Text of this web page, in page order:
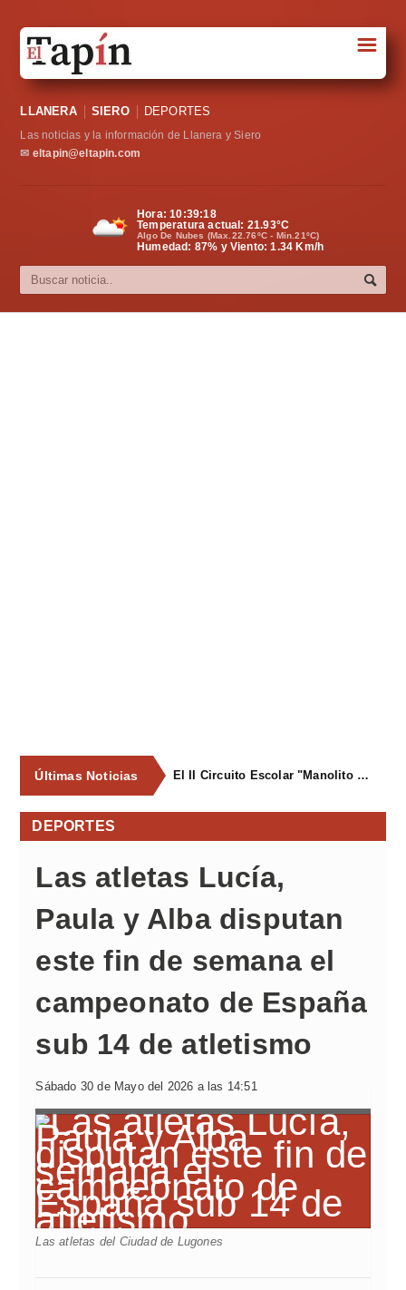
Sociedad
Política
Cultura
☰
LLANERA SIERO DEPORTES
Las noticias y la información de Llanera y Siero
✉ eltapin@eltapin.com
Hora:10:39:18
Temperatura actual: 21.93°C
Algo De Nubes (Max.22.76ºC - Min.21ºC)
Humedad: 87% y Viento: 1.34 Km/h
Últimas Noticias El II Circuito Escolar "Manolito el Pegu" volvió a reunir a las jóvenes promesas del ciclismo asturiano en El Carbayu
DEPORTES
Las atletas Lucía,
Paula y Alba disputan
este fin de semana el
campeonato de España
sub 14 de atletismo
Sábado 30 de Mayo del 2026 a las 14:51
Las atletas del Ciudad de Lugones